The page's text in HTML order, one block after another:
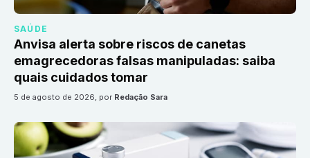
SAÚDE
Anvisa alerta sobre riscos de canetas
emagrecedoras falsas manipuladas: saiba
quais cuidados tomar
5 de agosto de 2026, por Redação Sara